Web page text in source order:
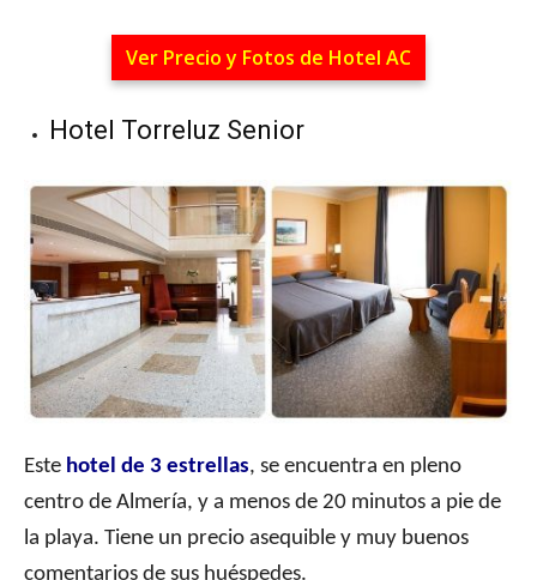
Ver Precio y Fotos de Hotel AC
Hotel Torreluz Senior
Este hotel de 3 estrellas, se encuentra en pleno
centro de Almería, y a menos de 20 minutos a pie de
la playa. Tiene un precio asequible y muy buenos
comentarios de sus huéspedes.